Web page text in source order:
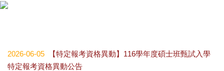
2026-06-05 【特定報考資格異動】116學年度碩士班甄試入學
特定報考資格異動公告